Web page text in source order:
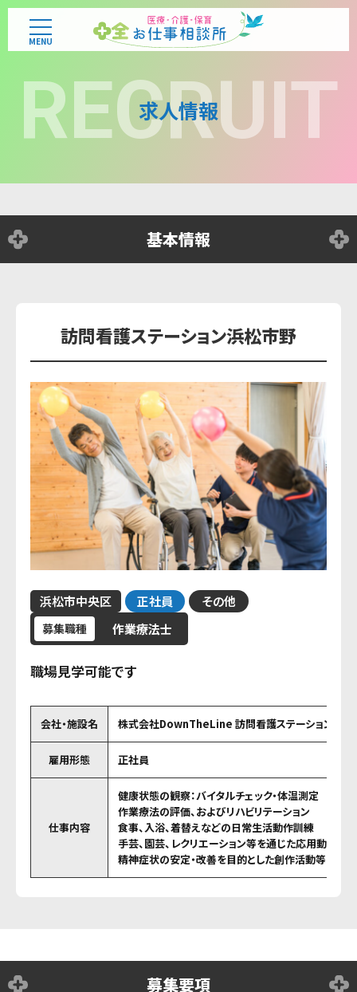
MENU
求人情報
RECRUIT
基本情報
訪問看護ステーション浜松市野
浜松市中央区 正社員 その他
募集職種 作業療法士
職場見学可能です
会社・施設名 株式会社DownTheLine 訪問看護ステーション浜松
雇用形態 正社員
仕事内容
健康状態の観察：バイタルチェック・体温測定
作業療法の評価、およびリハビリテーション
食事、入浴、着替えなどの日常生活動作訓練
手芸、園芸、レクリエーション等を通じた応用動作、
精神症状の安定・改善を目的とした創作活動等の実施
募集要項